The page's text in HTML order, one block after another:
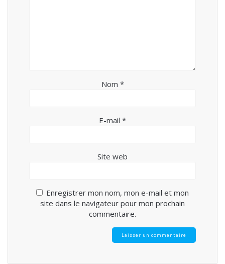
Nom *
E-mail *
Site web
Enregistrer mon nom, mon e-mail et mon
site dans le navigateur pour mon prochain
commentaire.